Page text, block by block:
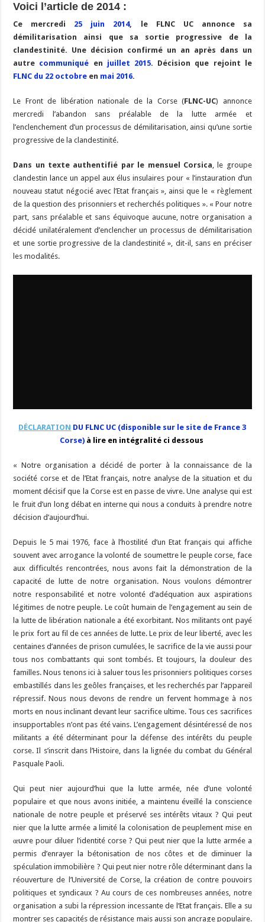
Voici l’article de 2014 :
Ce mercredi 25 juin 2014, le FLNC UC annonce sa
démilitarisation ainsi que sa sortie progressive de la
clandestinité. Une décision confirmé un an après dans un
autre communiqué en juillet 2015. Décision que rejoint le
FLNC du 22 octobre en mai 2016.
Le Front de libération nationale de la Corse (FLNC-UC) annonce
mercredi l’abandon sans préalable de la lutte armée et
l’enclenchement d’un processus de démilitarisation, ainsi qu’une sortie
progressive de la clandestinité.
Dans un texte authentifié par le mensuel Corsica, le groupe
clandestin lance un appel aux élus insulaires pour « l’instauration d’un
nouveau statut négocié avec l’Etat français », ainsi que le « règlement
de la question des prisonniers et recherchés politiques ». « Pour notre
part, sans préalable et sans équivoque aucune, notre organisation a
décidé unilatéralement d’enclencher un processus de démilitarisation
et une sortie progressive de la clandestinité », dit-il, sans en préciser
les modalités.
DÉCLARATION DU FLNC UC (disponible sur le site de France 3
Corse)à lire en intégralité ci dessous
« Notre organisation a décidé de porter à la connaissance de la
société corse et de l’Etat français, notre analyse de la situation et du
moment décisif que la Corse est en passe de vivre. Une analyse qui est
le fruit d’un long débat en interne qui nous a conduits à prendre notre
décision d’aujourd’hui.
Depuis le 5 mai 1976, face à l’hostilité d’un Etat français qui affiche
souvent avec arrogance la volonté de soumettre le peuple corse, face
aux difficultés rencontrées, nous avons fait la démonstration de la
capacité de lutte de notre organisation. Nous voulons démontrer
notre responsabilité et notre volonté d’adéquation aux aspirations
légitimes de notre peuple. Le coût humain de l’engagement au sein de
la lutte de libération nationale a été exorbitant. Nos militants ont payé
le prix fort au fil de ces années de lutte. Le prix de leur liberté, avec les
centaines d’années de prison cumulées, le sacrifice de la vie aussi pour
tous nos combattants qui sont tombés. Et toujours, la douleur des
familles. Nous tenons ici à saluer tous les prisonniers politiques corses
embastillés dans les geôles françaises, et les recherchés par l’appareil
répressif. Nous nous devons de rendre un fervent hommage à nos
morts en nous inclinant devant leur sacrifice ultime. Tous ces sacrifices
insupportables n’ont pas été vains. L’engagement désintéressé de nos
militants a été déterminant pour la défense des intérêts du peuple
corse. Il s’inscrit dans l’Histoire, dans la lignée du combat du Général
Pasquale Paoli.
Qui peut nier aujourd’hui que la lutte armée, née d’une volonté
populaire et que nous avons initiée, a maintenu éveillé la conscience
nationale de notre peuple et préservé ses intérêts vitaux ? Qui peut
nier que la lutte armée a limité la colonisation de peuplement mise en
œuvre pour diluer l’identité corse ? Qui peut nier que la lutte armée a
permis d’enrayer la bétonisation de nos côtes et de diminuer la
spéculation immobilière ? Qui peut nier notre rôle déterminant dans la
réouverture de l’Université de Corse, la création de contre pouvoirs
politiques et syndicaux ? Au cours de ces nombreuses années, notre
organisation a subi la répression incessante de l’Etat français. Elle a su
montrer ses capacités de résistance mais aussi son ancrage populaire.